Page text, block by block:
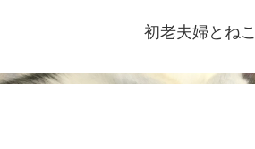
初老夫婦とねこ